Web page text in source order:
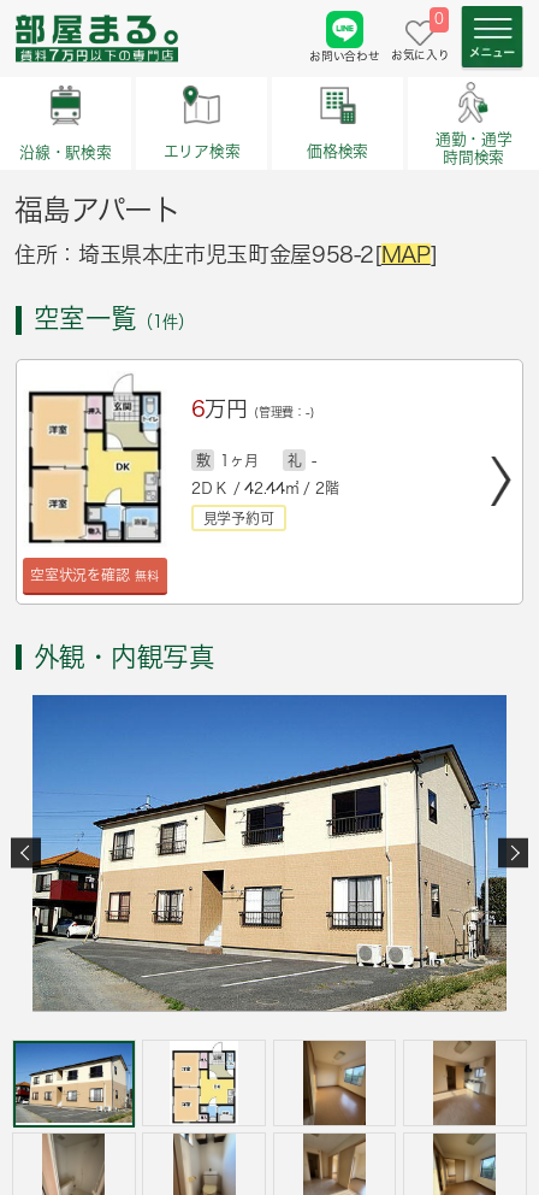
お問い合わせ
0
お気に入り
沿線・駅検索 エリア検索 価格検索
通勤・通学
時間検索
福島アパート
住所：埼玉県本庄市児玉町金屋958-2[MAP]
空室一覧 （1件）
空室状況を確認 無料
6万円 (管理費：-)
敷 1ヶ月 礼
-
2ＤＫ / 42.44㎡ / 2階
見学予約可
外観・内観写真